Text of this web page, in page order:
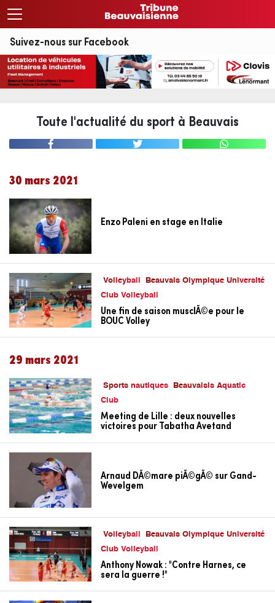
Suivez-nous sur Facebook
Toute l'actualité du sport à Beauvais
30 mars 2021
Enzo Paleni en stage en Italie
Volleyball
Beauvais Olympique Université
Club Volleyball
Une fin de saison musclÃ©e pour le
BOUC Volley
29 mars 2021
Sports nautiques
Beauvaisis Aquatic
Club
Meeting de Lille : deux nouvelles
victoires pour Tabatha Avetand
Arnaud DÃ©mare piÃ©gÃ© sur Gand-
Wevelgem
Volleyball
Beauvais Olympique Université
Club Volleyball
Anthony Nowak : "Contre Harnes, ce
sera la guerre !"